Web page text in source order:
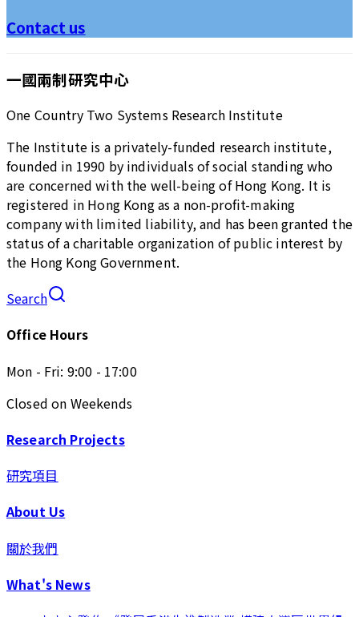
Contact us
一國兩制研究中心
One Country Two Systems Research Institute
The Institute is a privately-funded research institute,
founded in 1990 by individuals of social standing who
are concerned with the well-being of Hong Kong. It is
registered in Hong Kong as a non-profit-making
company with limited liability, and has been granted the
status of a charitable organization of public interest by
the Hong Kong Government.
Search
Office Hours
Mon - Fri: 9:00 - 17:00
Closed on Weekends
Research Projects
研究項目
About Us
關於我們
What's News